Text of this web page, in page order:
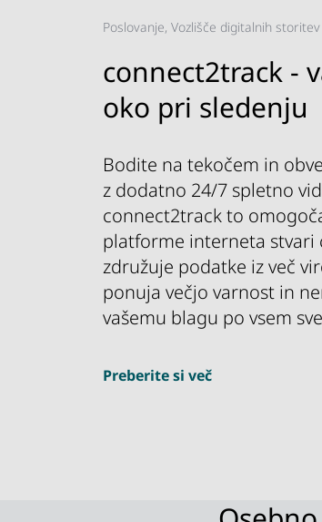
Poslovanje, Vozlišče digitalnih storitev
connect2track -
oko pri sledenju
Bodite na tekočem in
z dodatno 24/7 spletno
connect2track to
platforme interneta stvari
združuje podatke iz več
ponuja večjo varnost in
vašemu blagu po vsem
Preberite si več